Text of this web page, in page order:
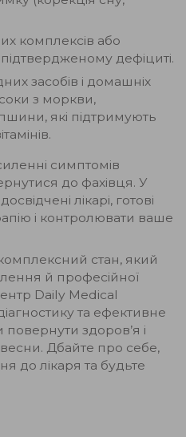
комплексів або
дефіциті.
засобів і домашніх
з моркви,
які підтримують
симптомів
до фахівця. У
лікарі, готові
і контролювати ваше
стан, який
й професійної
Daily Medical
та ефективне
здоров’я і
Дбайте про себе,
до лікаря та будьте